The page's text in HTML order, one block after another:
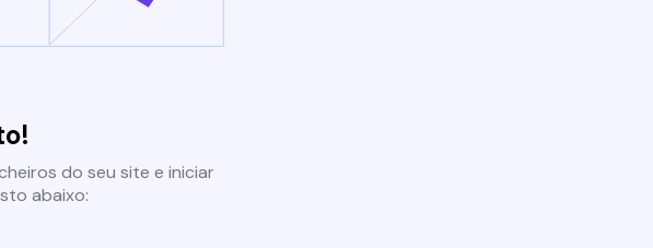
do seu site e iniciar
abaixo: